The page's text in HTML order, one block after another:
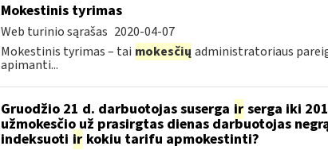
Mokestinis tyrimas
Web turinio sąrašas 2020-04-07
Mokestinis tyrimas – tai mokesčių administratoriaus
apimanti...
Gruodžio 21 d. darbuotojas suserga irserga iki
užmokesčio už prasirgtas dienas darbuotojas
indeksuoti irkokiu tarifu apmokestinti?